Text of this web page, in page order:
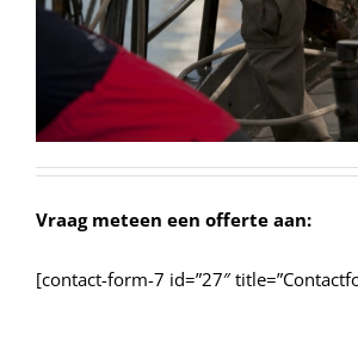
Vraag meteen een offerte aan:
[contact-form-7 id=”27″